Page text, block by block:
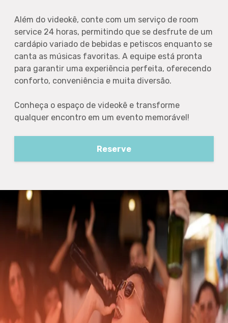
Além do videokê, conte com um serviço de room
service 24 horas, permitindo que se desfrute de um
cardápio variado de bebidas e petiscos enquanto se
canta as músicas favoritas. A equipe está pronta
para garantir uma experiência perfeita, oferecendo
conforto, conveniência e muita diversão.
Conheça o espaço de videokê e transforme
qualquer encontro em um evento memorável!
Reserve